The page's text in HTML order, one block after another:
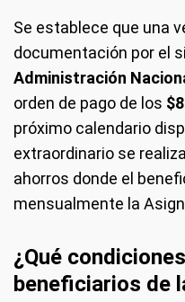
Se establece que una
documentación por el
Administración
orden de pago de los
próximo calendario
extraordinario se
ahorros donde el
mensualmente la
¿Qué
beneficiarios de